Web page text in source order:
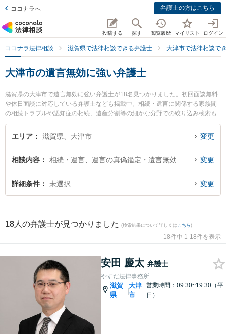
ココナラへ 弁護士の方はこちら
投稿する 探す 閲覧履歴 マイリスト ログイン
ココナラ法律相談 滋賀県で法律相談できる弁護士 大津市で法律相談で
大津市の遺言無効に強い弁護士
滋賀県の大津市で遺言無効に強い弁護士が18名見つかりました。初回面談無料
や休日面談に対応している弁護士なども掲載中。相続・遺言に関係する家族間
の相続トラブルや認知症の相続、遺産分割等の細かな分野での絞り込み検索も
でき便利です。特にやすだ法律事務所の安田 慶太弁護士や湖都経営法律事務所
の山口 智之弁護士、湖都経営法律事務所の宮本 向日葵弁護士のプロフィール情
報や弁護士費用、強みなどが注目されています。『大津市で土日や夜間に発生
ル解決の実績豊富な近くの弁護士を検索したい』『初回相談無料で遺言無効を
法律相談できる大津市内の弁護士に相談予約したい』などでお困りの相談者さ
んにおすすめです。
エリア 滋賀県、大津市 変更
相談内容 相続・遺言、遺言の真偽鑑定・遺言無効 変更
詳細条件 未選択 変更
18 人の弁護士が見つかりました (検索結果について詳しくは こちら)
18件中 1-18件を表示
安田 慶太 弁護士
やすだ法律事務所
滋賀
県
|
大津
市
営業時間：09:30~19:30（平
日）